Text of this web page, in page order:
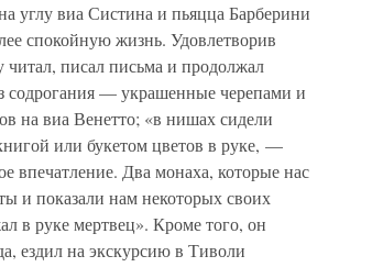
углу виа Систина и пьяцца Барберини
спокойную жизнь. Удовлетворив
писал письма и продолжал
содрогания — украшенные черепами и
на виа Венетто; «в нишах сидели
или букетом цветов в руке, —
впечатление. Два монаха, которые нас
и показали нам некоторых своих
в руке мертвец». Кроме того, он
ездил на экскурсию в Тиволи